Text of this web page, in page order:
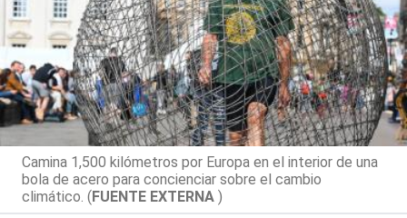
Camina 1,500 kilómetros por Europa en el interior de una
bola de acero para concienciar sobre el cambio
climático. (FUENTE EXTERNA )